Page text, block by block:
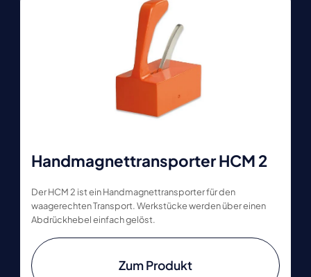
Handmagnettransporter HCM 2
Der HCM 2 ist ein Handmagnettransporter für den
waagerechten Transport. Werkstücke werden über einen
Abdrückhebel einfach gelöst.
Zum Produkt